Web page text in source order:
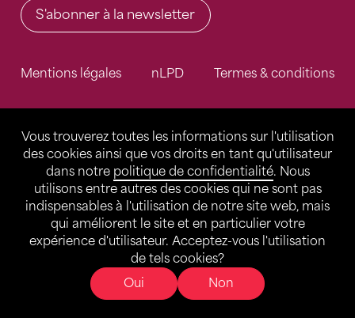
Vous trouverez toutes les informations sur l'utilisation
des cookies ainsi que vos droits en tant qu'utilisateur
dans notre politique de confidentialité. Nous
utilisons entre autres des cookies qui ne sont pas
indispensables à l'utilisation de notre site web, mais
qui améliorent le site et en particulier votre
expérience d'utilisateur. Acceptez-vous l'utilisation
de tels cookies?
Oui
Non
S'abonner à la newsletter
Mentions légales nLPD Termes & conditions